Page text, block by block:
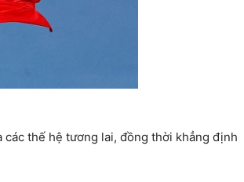
thế hệ tương lai, đồng thời khẳng định